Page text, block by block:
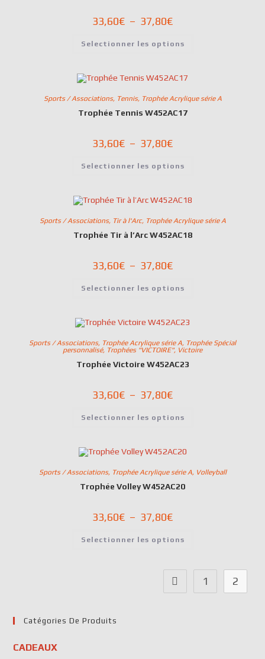
33,60€ – 37,80€
Selectionner les options
Sports / Associations, Tennis, Trophée Acrylique série A
Trophée Tennis W452AC17
33,60€ – 37,80€
Selectionner les options
Sports / Associations, Tir à l'Arc, Trophée Acrylique série A
Trophée Tir à l’Arc W452AC18
33,60€ – 37,80€
Selectionner les options
Sports / Associations, Trophée Acrylique série A, Trophée Spécial
personnalisé, Trophées "VICTOIRE", Victoire
Trophée Victoire W452AC23
33,60€ – 37,80€
Selectionner les options
Sports / Associations, Trophée Acrylique série A, Volleyball
Trophée Volley W452AC20
33,60€ – 37,80€
Selectionner les options
1 2
Catégories De Produits
CADEAUX